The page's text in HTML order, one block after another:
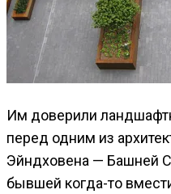
Им доверили
перед одним из
Эйндховена — Башней
бывшей когда-то